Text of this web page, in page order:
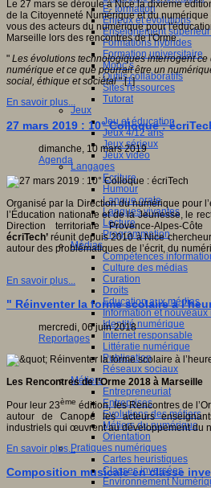
E- formation
Enjeux et évolutions
Enseignement
Formations hybrides
Formation universitaire
Mooc’s
Outils collaboratifs
Sites ressources
Tutorat
Jeux
Jeu et éducation
Jeux 4/12 ans
Jeux sérieux
Jeux vidéo
Langages
Ecriture
Humour
Langue orale
Langues vivantes
Lecture
Programmation
Médias
Compétences
Culture des médias
Curation
Droits
Education aux médias
Information et nouveaux
Identité numérique
Internet responsable
Littératie numérique
Publication
Réseaux sociaux
Métiers
Entrepreneuriat
Entreprises
Evolutions des métiers
Métiers du numérique
Orientation
Pratiques numériques
Cartes heuristiques
Classes inversées
Environnement
Le 27 mars se déroule à Nice la dixième
de la Citoyenneté Numérique et du
vous des acteurs du numérique pour
Marseille lors des rencontres de l'Orme.
" Les évolutions technologiques interrogent ce
numérique et ce que pourrait être un
social, éthique et sociétal".[1]
En savoir plus...
27 mars 2019 : 10° Colloque :
dimanche, 10 mars 2019
Agenda
Organisé par la Direction du numérique pour
l’Éducation nationale et de la Jeunesse, le
Direction territoriale Provence-Alpes-
écriTech’ réunit depuis 2010 à Nice
autour des problématiques de l’écrit, du
En savoir plus...
" Réinventer la forme scolaire à
mercredi, 06 juin 2018
Reportages
Les Rencontres de l’Orme 2018 à Marseille
Pour leur 23ème édition, les Rencontres de
autour de Canopé les acteurs
industriels qui œuvrent au développement du
En savoir plus...
Composition musicale en classe